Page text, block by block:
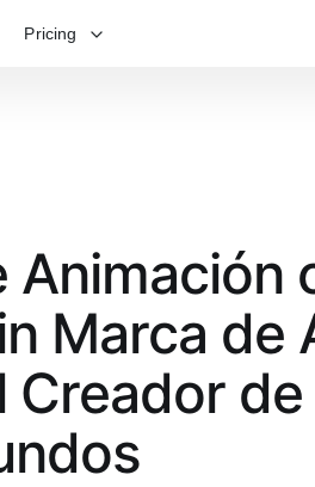
Pricing
Animación
Marca de
Creador